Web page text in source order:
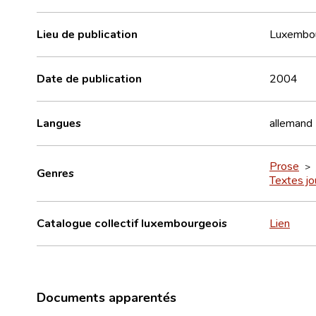
Lieu de publication
Date de publication 2004
Langues allemand
Genres Prose >
Textes
Catalogue collectif luxembourgeois Lien
Documents apparentés